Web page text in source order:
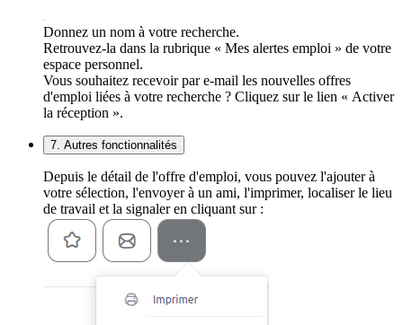
Donnez un nom à votre recherche.
Retrouvez-la dans la rubrique « Mes alertes emploi » de votre
espace personnel.
Vous souhaitez recevoir par e-mail les nouvelles offres
d'emploi liées à votre recherche ? Cliquez sur le lien « Activer
la réception ».
7. Autres fonctionnalités
Depuis le détail de l'offre d'emploi, vous pouvez l'ajouter à
votre sélection, l'envoyer à un ami, l'imprimer, localiser le lieu
de travail et la signaler en cliquant sur :